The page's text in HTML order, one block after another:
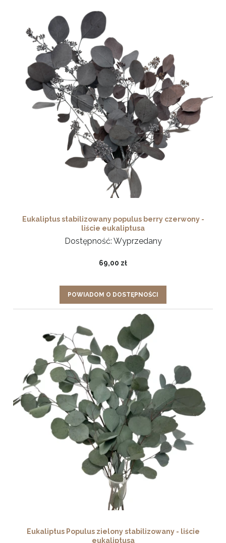
Eukaliptus stabilizowany populus berry czerwony -
liście eukaliptusa
Dostępność: Wyprzedany
69,00 zł
POWIADOM O DOSTĘPNOŚCI
Eukaliptus Populus zielony stabilizowany - liście
eukaliptusa